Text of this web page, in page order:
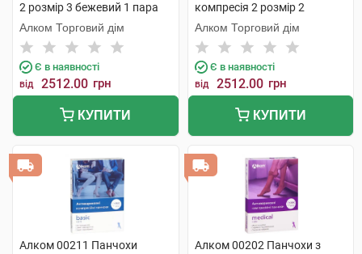
2 розмір 3 бежевий 1 пара
Алком Торговий дім
Є в наявності
від 2512.00 грн
КУПИТИ
компресія 2 розмір 2
бежевий 1 пара
Алком Торговий дім
Є в наявності
від 2512.00 грн
КУПИТИ
Алком 00211 Панчохи
Алком 00202 Панчохи з